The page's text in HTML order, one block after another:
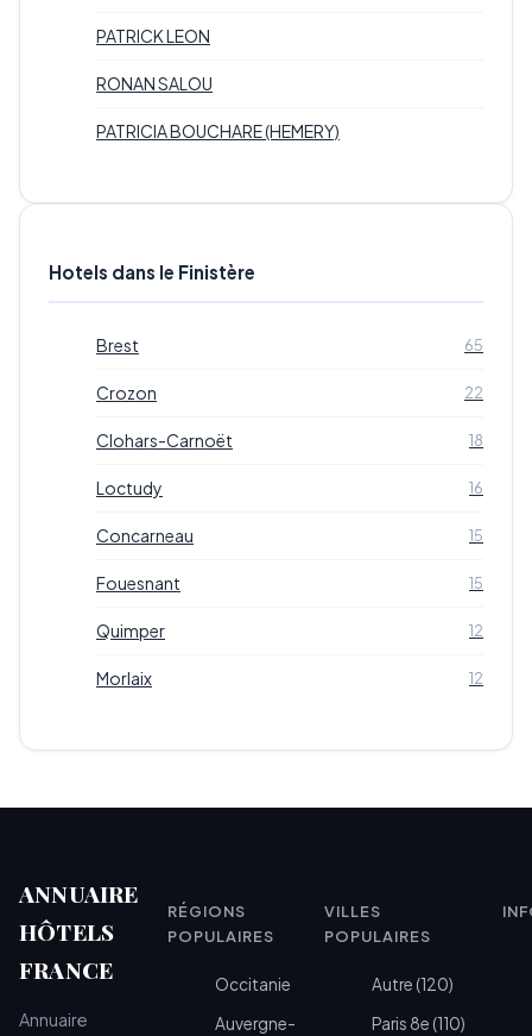
PATRICK LEON
RONAN SALOU
PATRICIA BOUCHARE (HEMERY)
Hotels dans le Finistère
Brest 65
Crozon 22
Clohars-Carnoët 18
Loctudy 16
Concarneau 15
Fouesnant 15
Quimper 12
Morlaix 12
ANNUAIRE
HÔTELS
FRANCE
Annuaire
RÉGIONS
POPULAIRES
Occitanie
Auvergne-
VILLES
POPULAIRES
Autre (120)
Paris 8e (110)